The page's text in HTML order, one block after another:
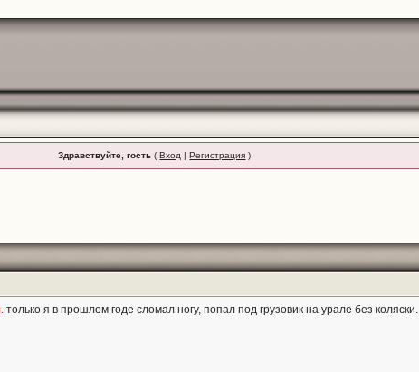
Здравствуйте, гость (Вход |Регистрация )
.только я в прошлом годе сломал ногу, попал под грузовик на урале без коляски.